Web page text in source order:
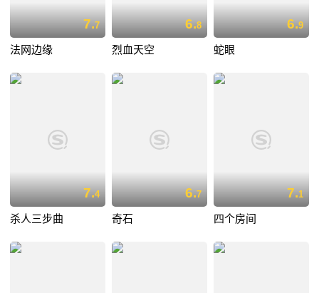
7.7
法网边缘
6.8
烈血天空
6.9
蛇眼
7.4
杀人三步曲
6.7
奇石
7.1
四个房间